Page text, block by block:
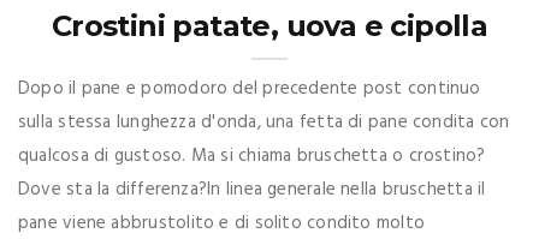
Crostini patate, uova e cipolla
Dopo il pane e pomodoro del precedente post continuo
sulla stessa lunghezza d'onda, una fetta di pane condita con
qualcosa di gustoso. Ma si chiama bruschetta o crostino?
Dove sta la differenza?In linea generale nella bruschetta il
pane viene abbrustolito e di solito condito molto